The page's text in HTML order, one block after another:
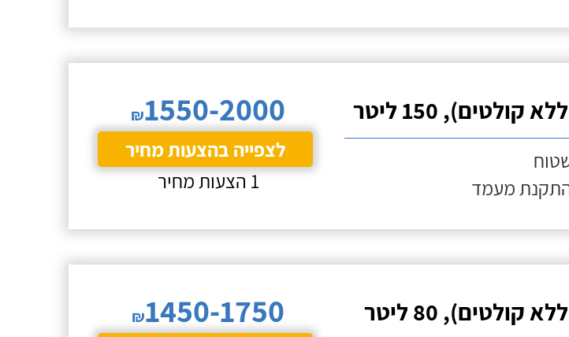
150 ליטר
התקנת מעמד
₪1550-2000
לצפייה בהצעות מחיר
1 הצעות מחיר
80 ליטר ₪1450-1750